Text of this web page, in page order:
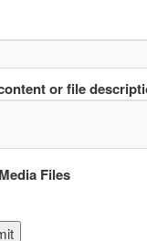
or file
Files